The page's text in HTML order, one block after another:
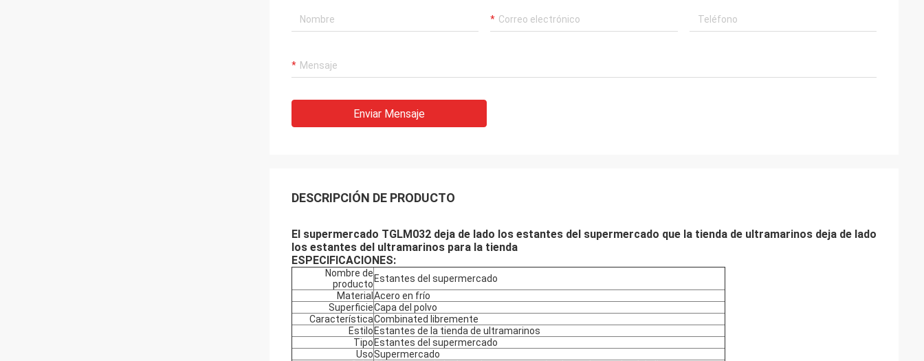
Enviar Mensaje
DESCRIPCIÓN DE PRODUCTO
El supermercado TGLM032 deja de lado los estantes del supermercado que la tienda de ultramarinos deja de lado
los estantes del ultramarinos para la tienda
ESPECIFICACIONES:
Nombre de
producto Estantes del supermercado
Material Acero en frío
SuperficieCapa del polvo
CaracterísticaCombinated libremente
Estilo Estantes de la tienda de ultramarinos
Tipo Estantes del supermercado
UsoSupermercado